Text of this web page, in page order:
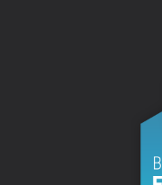
NLB BANKA
ПРАВО НА
РЕФУНДАЦИЈА НА